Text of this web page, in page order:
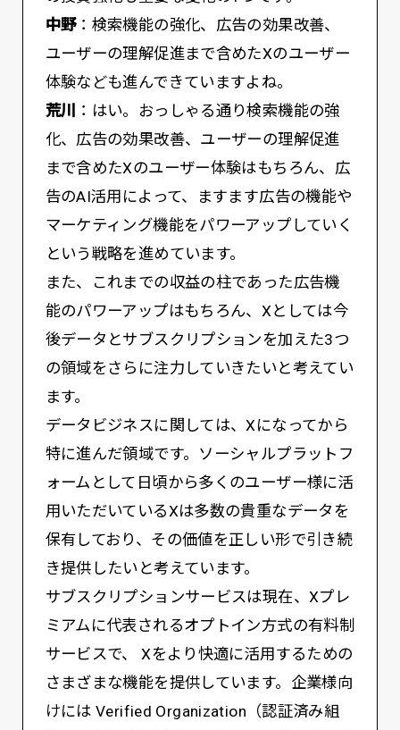
中野：検索機能の強化、広告の効果改善、
ユーザーの理解促進まで含めたXのユーザー
体験なども進んできていますよね。
荒川
：はい。おっしゃる通り検索機能の強
化、広告の効果改善、ユーザーの理解促進
まで含めたXのユーザー体験はもちろん、広
告のAI活用によって、ますます広告の機能や
マーケティング機能をパワーアップしていく
という戦略を進めています。
また、これまでの収益の柱であった広告機
能のパワーアップはもちろん、Xとしては今
後データとサブスクリプションを加えた3つ
の領域をさらに注力していきたいと考えてい
ます。
データビジネスに関しては、Xになってから
特に進んだ領域です。ソーシャルプラットフ
ォームとして日頃から多くのユーザー様に活
用いただいているXは多数の貴重なデータを
保有しており、その価値を正しい形で引き続
き提供したいと考えています。
サブスクリプションサービスは現在、Xプレ
ミアムに代表されるオプトイン方式の有料制
サービスで、 Xをより快適に活用するための
さまざまな機能を提供しています。企業様向
けには Verified Organization（認証済み組